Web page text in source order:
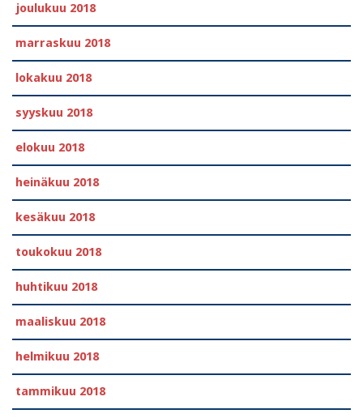
joulukuu 2018
marraskuu 2018
lokakuu 2018
syyskuu 2018
elokuu 2018
heinäkuu 2018
kesäkuu 2018
toukokuu 2018
huhtikuu 2018
maaliskuu 2018
helmikuu 2018
tammikuu 2018